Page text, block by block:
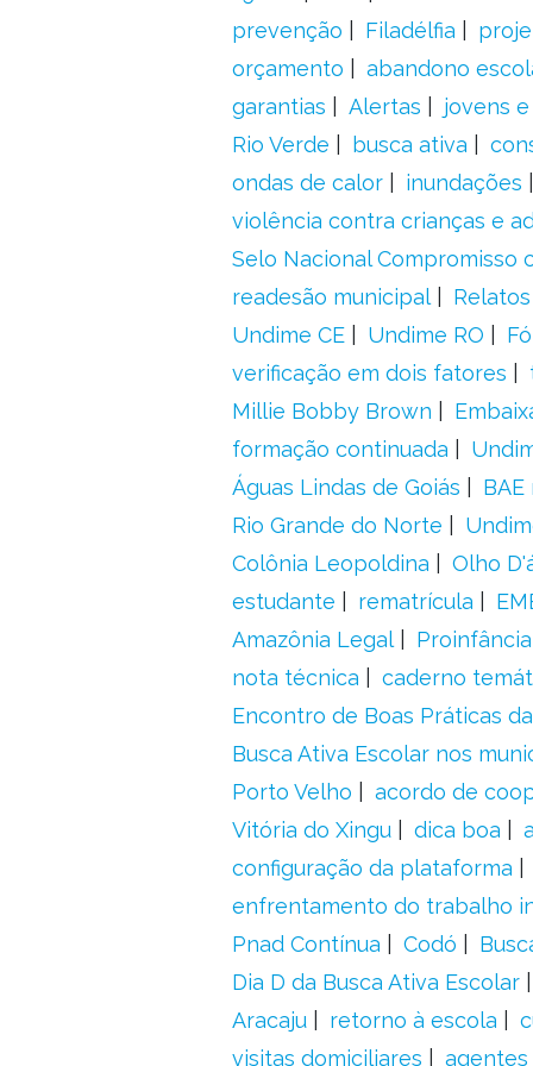
prevenção
Filadélfia
orçamento
abandono
garantias
Alertas
jovens
Rio Verde
busca ativa
ondas de calor
inundações
violência contra crianças e
Selo Nacional Compromisso
readesão municipal
Undime CE
Undime RO
verificação em dois fatores
Millie Bobby Brown
formação continuada
Águas Lindas de Goiás
Rio Grande do Norte
Colônia Leopoldina
Olho
estudante
rematrícula
Amazônia Legal
Proinfância
nota técnica
caderno
Encontro de Boas Práticas
Busca Ativa Escolar nos
Porto Velho
acordo de
Vitória do Xingu
dica boa
configuração da plataforma
enfrentamento do trabalho
Pnad Contínua
Codó
Dia D da Busca Ativa Escolar
Aracaju
retorno à escola
visitas domiciliares
agentes